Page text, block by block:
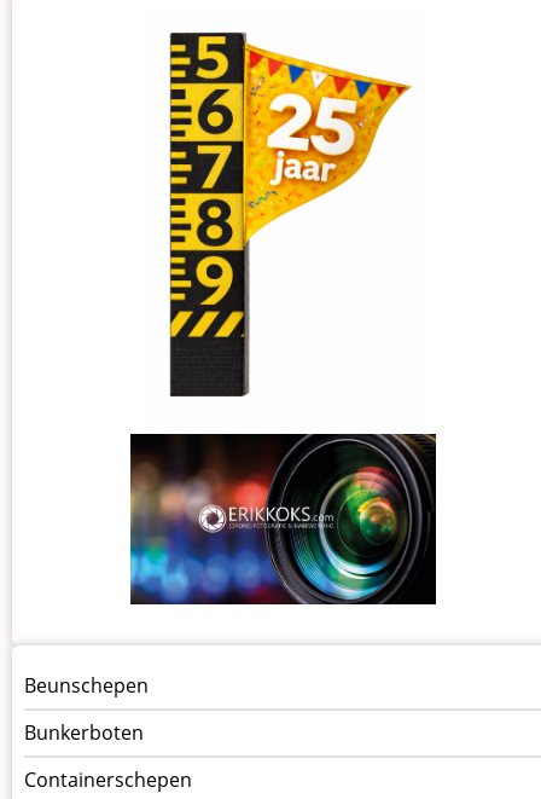
Menu
Schepen
Beunschepen
Bunkerboten
Containerschepen